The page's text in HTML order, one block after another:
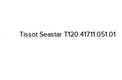
Tissot Seastar T120.417.11.051.01